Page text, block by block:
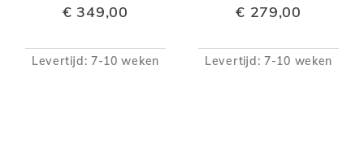
€ 349,00
Levertijd: 7-10 weken
€ 279,00
Levertijd: 7-10 weken